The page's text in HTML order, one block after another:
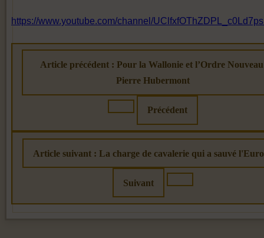
https://www.youtube.com/channel/
Article précédent : Pour la Wallonie et l’Ordre
Pierre Hubermont
Précédent
Article suivant : La charge de cavalerie qui a sauvé
Suivant